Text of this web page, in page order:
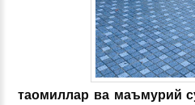
таомиллар ва маъмурий